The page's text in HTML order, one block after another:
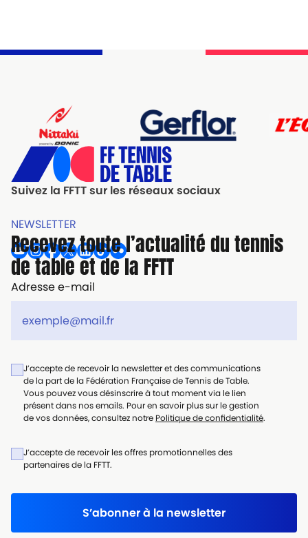
Suivez la FFTT sur les réseaux sociaux
NEWSLETTER
Recevez toute l’actualité du tennis
de table et de la FFTT
Adresse e-mail
J’accepte de recevoir la newsletter et des communications
de la part de la Fédération Française de Tennis de Table.
Vous pouvez vous désinscrire à tout moment via le lien
présent dans nos emails. Pour en savoir plus sur le gestion
de vos données, consultez notre Politique de confidentialité.
J’accepte de recevoir les offres promotionnelles des
partenaires de la FFTT.
S’abonner à la newsletter